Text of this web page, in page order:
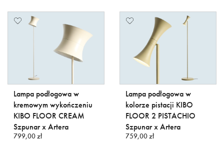
Lampa podłogowa w
kremowym wykończeniu
KIBO FLOOR CREAM
Szpunar x Artera
799,00 zł
Lampa podłogowa w
kolorze pistacji KIBO
FLOOR 2 PISTACHIO
Szpunar x Artera
759,00 zł